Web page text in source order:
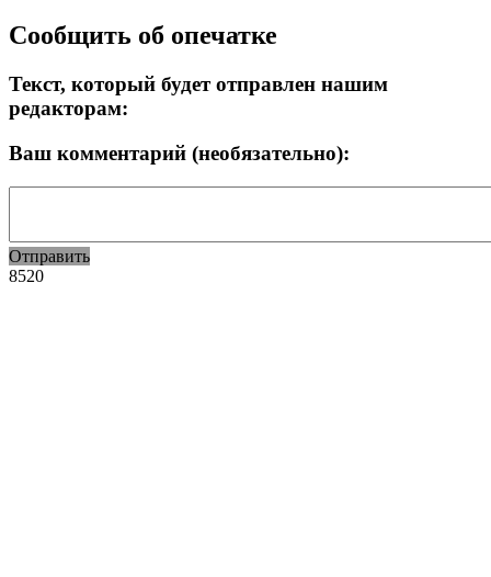
Сообщить об опечатке
Текст, который будет отправлен нашим
редакторам:
Ваш комментарий (необязательно):
Отправить
8520